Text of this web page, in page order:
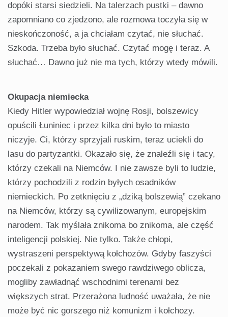
dopóki starsi siedzieli. Na talerzach pustki – dawno
zapomniano co zjedzono, ale rozmowa toczyła się w
nieskończoność, a ja chciałam czytać, nie słuchać.
Szkoda. Trzeba było słuchać. Czytać mogę i teraz. A
słuchać… Dawno już nie ma tych, którzy wtedy mówili.
Okupacja niemiecka
Kiedy Hitler wypowiedział wojnę Rosji, bolszewicy
opuścili Łuniniec i przez kilka dni było to miasto
niczyje. Ci, którzy sprzyjali ruskim, teraz uciekli do
lasu do partyzantki. Okazało się, że znaleźli się i tacy,
którzy czekali na Niemców. I nie zawsze byli to ludzie,
którzy pochodzili z rodzin byłych osadników
niemieckich. Po zetknięciu z „dziką bolszewią” czekano
na Niemców, którzy są cywilizowanym, europejskim
narodem. Tak myślała znikoma bo znikoma, ale część
inteligencji polskiej. Nie tylko. Także chłopi,
wystraszeni perspektywą kołchozów. Gdyby faszyści
poczekali z pokazaniem swego rawdziwego oblicza,
mogliby zawładnąć wschodnimi terenami bez
większych strat. Przerażona ludność uważała, że nie
może być nic gorszego niż komunizm i kołchozy.